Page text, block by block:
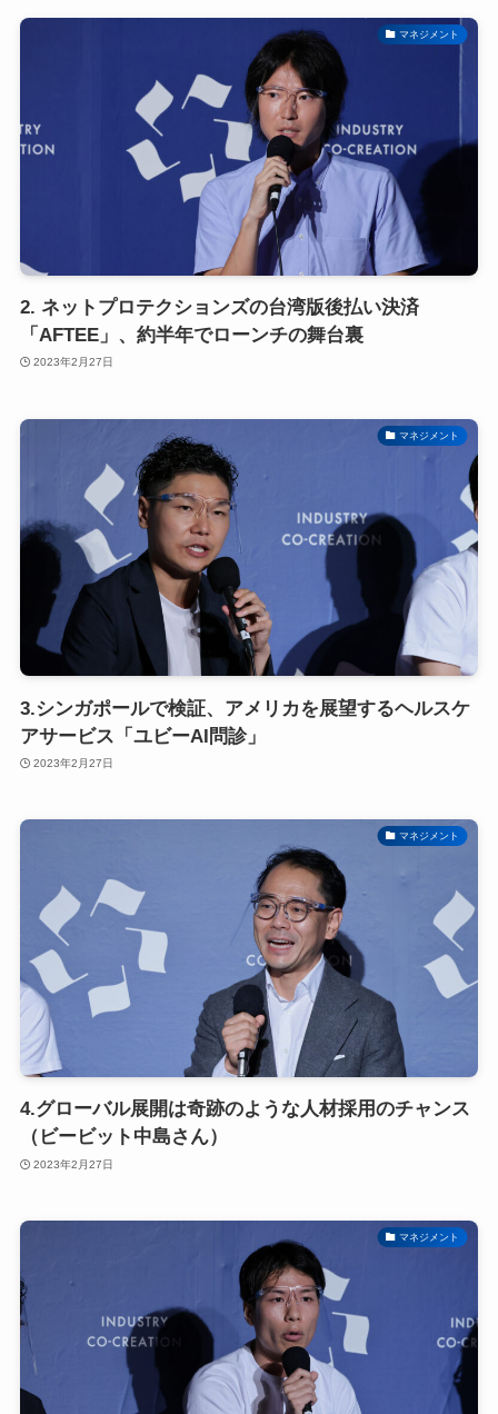
マネジメント
2. ネットプロテクションズの台湾版後払い決済
「AFTEE」、約半年でローンチの舞台裏
2023年2月27日
マネジメント
3.シンガポールで検証、アメリカを展望するヘルスケ
アサービス「ユビーAI問診」
2023年2月27日
マネジメント
4.グローバル展開は奇跡のような人材採用のチャンス
（ビービット中島さん）
2023年2月27日
マネジメント